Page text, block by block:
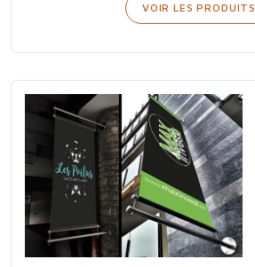
VOIR LES PRODUITS